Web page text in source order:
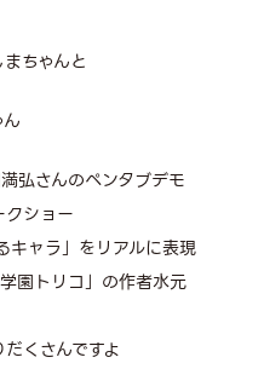
ちゃんと
弘さんのペンタブデモ
クショー
ャラ」をリアルに表現
園トリコ」の作者水元
くさんですよ